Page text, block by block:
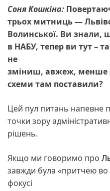
Соня Кошкіна:
трьох митниць —
Волинської. Ви знали,
в НАБУ, тепер ви тут –
не
зміниш, авжеж, менше
схеми там поставили?
Цей пул питань напевне
точки зору
рішень.
Якщо ми говоримо про
завжди була «притчею во
фокусі